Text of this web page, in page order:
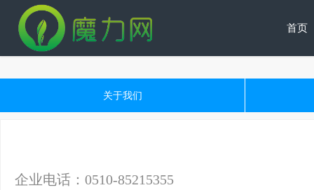
首页
关于我们
企业电话：0510-85215355